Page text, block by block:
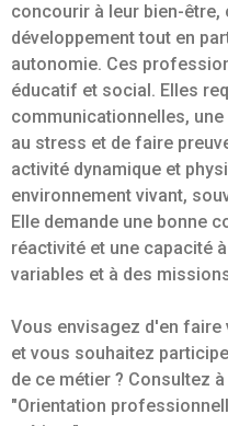
concourir à leur bien-être,
développement tout en
autonomie. Ces
éducatif et social. Elles
communicationnelles,
au stress et de faire
activité dynamique et
environnement vivant,
Elle demande une bonne
réactivité et une capacité
variables et à des
Vous envisagez d'en
et vous souhaitez
de ce métier ? Consultez
"Orientation